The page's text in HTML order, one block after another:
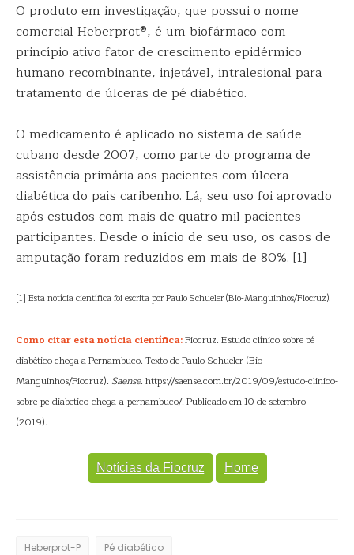
O produto em investigação, que possui o nome
comercial Heberprot®, é um biofármaco com
princípio ativo fator de crescimento epidérmico
humano recombinante, injetável, intralesional para
tratamento de úlceras de pé diabético.
O medicamento é aplicado no sistema de saúde
cubano desde 2007, como parte do programa de
assistência primária aos pacientes com úlcera
diabética do país caribenho. Lá, seu uso foi aprovado
após estudos com mais de quatro mil pacientes
participantes. Desde o início de seu uso, os casos de
amputação foram reduzidos em mais de 80%. [1]
[1] Esta notícia científica foi escrita por Paulo Schueler (Bio-Manguinhos/Fiocruz).
Como citar esta notícia científica:Fiocruz. Estudo clínico sobre pé
diabético chega a Pernambuco. Texto de Paulo Schueler (Bio-
Manguinhos/Fiocruz). Saense. https://saense.com.br/2019/09/estudo-clinico-
sobre-pe-diabetico-chega-a-pernambuco/. Publicado em 10 de setembro
(2019).
Notícias da Fiocruz Home
Heberprot-P Pé diabético